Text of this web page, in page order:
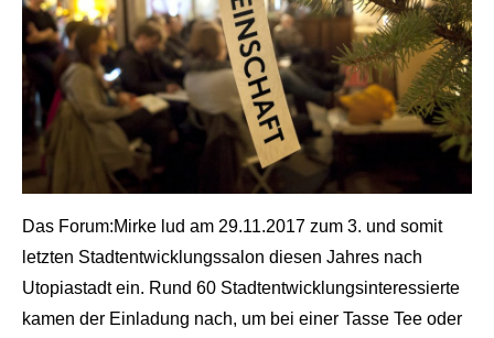
Das Forum:Mirke lud am 29.11.2017 zum 3. und somit
letzten Stadtentwicklungssalon diesen Jahres nach
Utopiastadt ein. Rund 60 Stadtentwicklungsinteressierte
kamen der Einladung nach, um bei einer Tasse Tee oder